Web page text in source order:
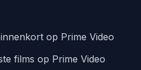
op Prime Video
films op Prime Video